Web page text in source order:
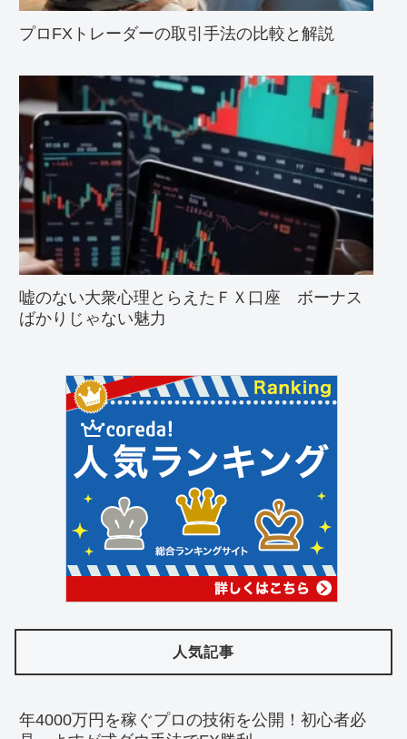
プロFXトレーダーの取引手法の比較と解説
嘘のない大衆心理とらえたＦＸ口座 ボーナス
ばかりじゃない魅力
人気記事
年4000万円を稼ぐプロの技術を公開！初心者必